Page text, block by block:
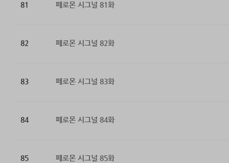
81 페로몬 시그널 81화
82 페로몬 시그널 82화
83 페로몬 시그널 83화
84 페로몬 시그널 84화
85 페로몬 시그널 85화